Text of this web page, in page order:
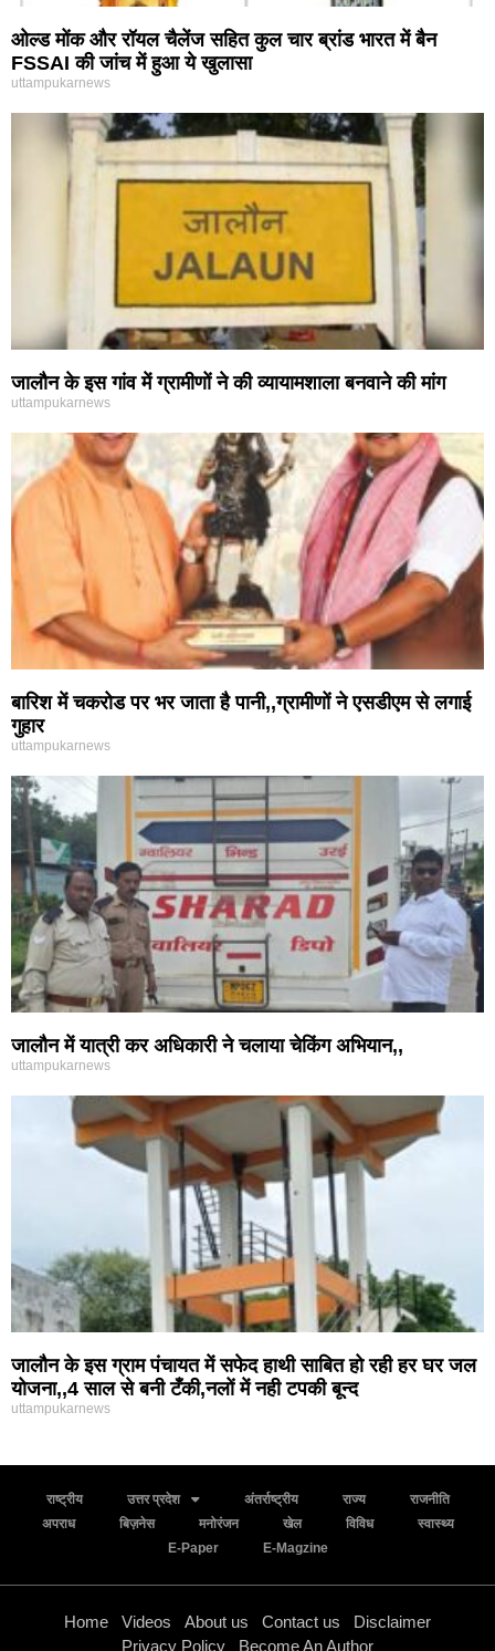
ओल्ड मोंक और रॉयल चैलेंज सहित कुल चार ब्रांड भारत में बैन
FSSAI की जांच में हुआ ये खुलासा
uttampukarnews
जालौन के इस गांव में ग्रामीणों ने की व्यायामशाला बनवाने की मांग
uttampukarnews
बारिश में चकरोड पर भर जाता है पानी,,ग्रामीणों ने एसडीएम से लगाई
गुहार
uttampukarnews
जालौन में यात्री कर अधिकारी ने चलाया चेकिंग अभियान,,
uttampukarnews
जालौन के इस ग्राम पंचायत में सफेद हाथी साबित हो रही हर घर जल
योजना,,4 साल से बनी टँकी,नलों में नही टपकी बून्द
uttampukarnews
राष्ट्रीय उत्तर प्रदेश अंतर्राष्ट्रीय राज्य
राजनीति
अपराध
बिज़नेस मनोरंजन खेल विविध
स्वास्थ्य
E-Paper
E-Magzine
Home Videos About us Contact us
Disclaimer
Privacy Policy
Become An Author